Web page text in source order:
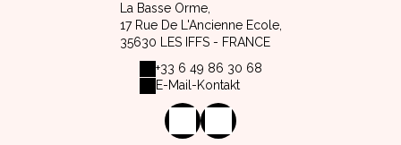
La Basse Orme,
17 Rue De L'Ancienne Ecole,
35630 LES IFFS - FRANCE
+33 6 49 86 30 68
E-Mail-Kontakt